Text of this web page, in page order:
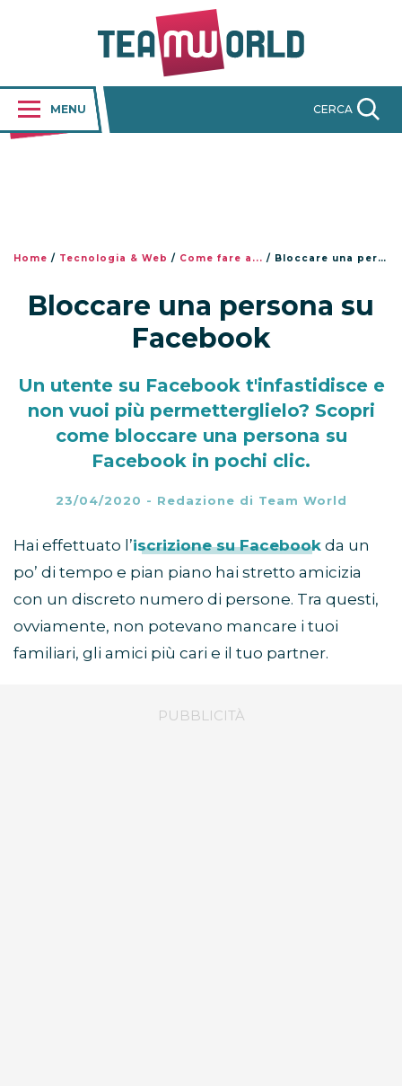
MENU CERCA
Home / Tecnologia & Web / Come fare a... / Bloccare una persona su Facebook
Bloccare una persona su
Facebook
Un utente su Facebook t'infastidisce e
non vuoi più permetterglielo? Scopri
come bloccare una persona su
Facebook in pochi clic.
23/04/2020 - Redazione di Team World
Hai effettuato l’iscrizione su Facebook da un
po’ di tempo e pian piano hai stretto amicizia
con un discreto numero di persone. Tra questi,
ovviamente, non potevano mancare i tuoi
familiari, gli amici più cari e il tuo partner.